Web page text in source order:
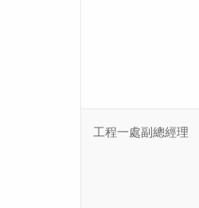
工程一處副總經理